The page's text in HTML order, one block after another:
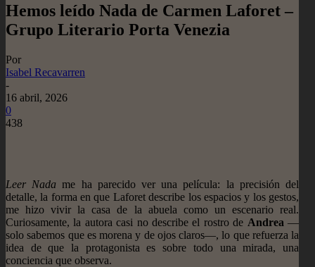
Hemos leído Nada de Carmen Laforet –
Grupo Literario Porta Venezia
Por
Isabel Recavarren
-
16 abril, 2026
0
438
Leer Nada me ha parecido ver una película: la precisión del
detalle, la forma en que Laforet describe los espacios y los gestos,
me hizo vivir la casa de la abuela como un escenario real.
Curiosamente, la autora casi no describe el rostro de Andrea —
solo sabemos que es morena y de ojos claros—, lo que refuerza la
idea de que la protagonista es sobre todo una mirada, una
conciencia que observa.